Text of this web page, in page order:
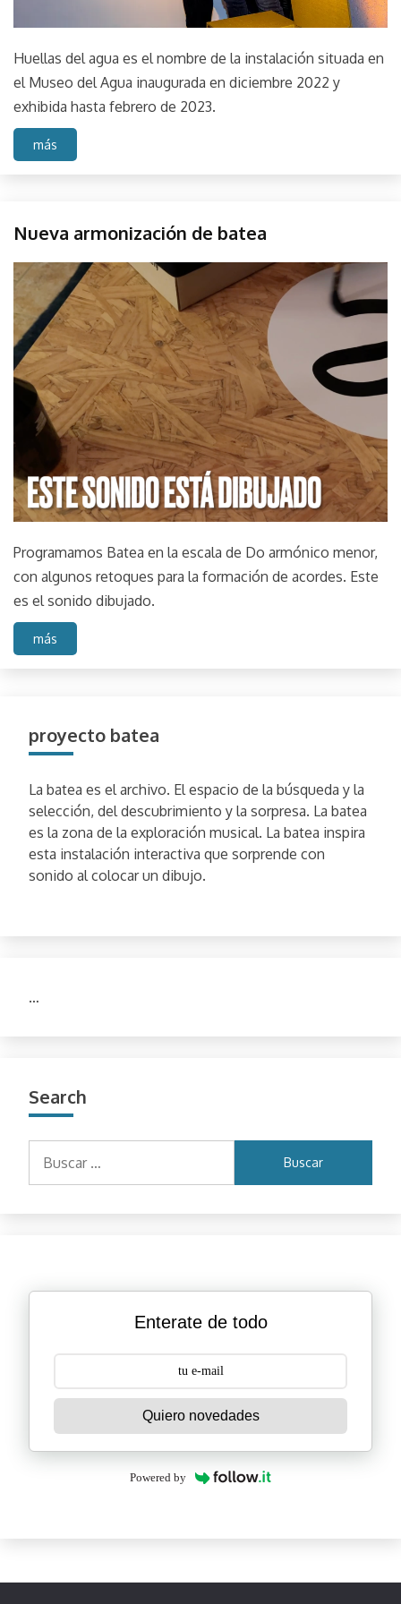
Huellas del agua es el nombre de la instalación situada en
el Museo del Agua inaugurada en diciembre 2022 y
exhibida hasta febrero de 2023.
más
Coding
Sonido
Sound
Nueva armonización de batea
septiembre
21,
2022
parselis
Programamos Batea en la escala de Do armónico menor,
con algunos retoques para la formación de acordes. Este
es el sonido dibujado.
más
proyecto batea
La batea es el archivo. El espacio de la búsqueda y la
selección, del descubrimiento y la sorpresa. La batea
es la zona de la exploración musical. La batea inspira
esta instalación interactiva que sorprende con
sonido al colocar un dibujo.
…
Search
Enterate de todo
Quiero novedades
Powered by